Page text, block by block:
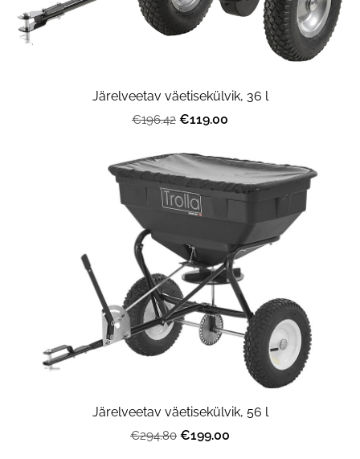
Järelveetav väetisekülvik, 36 l
€196.42 €119.00
Järelveetav väetisekülvik, 56 l
€294.80 €199.00